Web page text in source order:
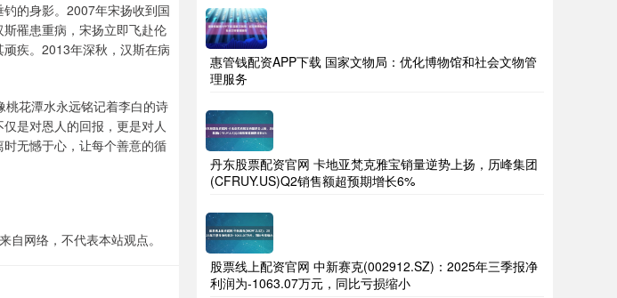
的身影。2007年宋扬收到国
罹患重病，宋扬立即飞赴伦
疾。2013年深秋，汉斯在病
花潭水永远铭记着李白的诗
是对恩人的回报，更是对人
无憾于心，让每个善意的循
自网络，不代表本站观点。
惠管钱配资APP下载 国家文物局：优化博物馆和社会文物管
理服务
丹东股票配资官网 卡地亚梵克雅宝销量逆势上扬，历峰集团
(CFRUY.US)Q2销售额超预期增长6%
股票线上配资官网 中新赛克(002912.SZ)：2025年三季报净
利润为-1063.07万元，同比亏损缩小